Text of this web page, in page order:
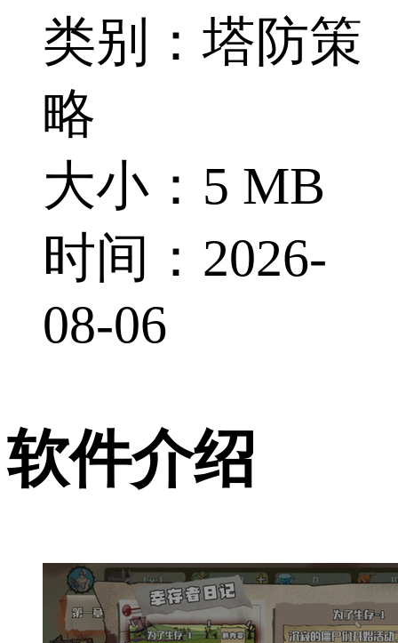
类别：塔防策
略
大小：5 MB
时间：2026-
08-06
软件介绍